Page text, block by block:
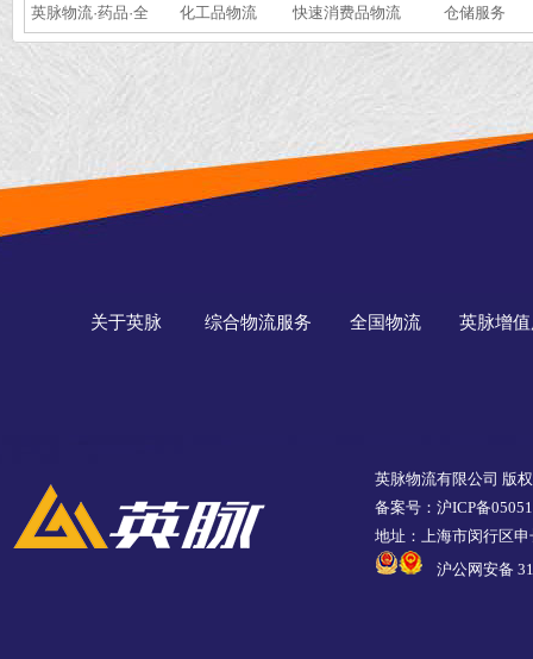
英脉物流·药品·全
国冷链运输
化工品物流 快速消费品物流 仓储服务
关于英脉 综合物流服务 全国物流 英脉增
英脉物流有限公司 版
备案号：沪ICP备
地址：上海市闵行区
沪公网安备